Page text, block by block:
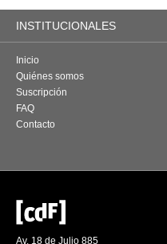
INSTITUCIONALES
Inicio
Quiénes somos
Suscripción
FAQ
Contacto
Av. 18 de Julio 885